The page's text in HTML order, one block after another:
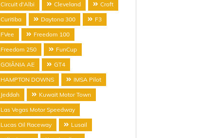
Circuit d'Albi Cleveland Croft
Curitiba Daytona 300 F3
FVee Freedom 100
Freedom 250 FunCup
GOIÂNIA AE GT4
HAMPTON DOWNS IMSA Pilot
Jeddah Kuwait Motor Town
Las Vegas Motor Speedway
Lucas Oil Raceway Lusail